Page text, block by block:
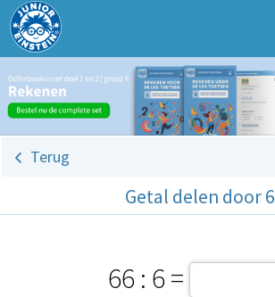
Terug
Getal delen door 6
66 : 6 =